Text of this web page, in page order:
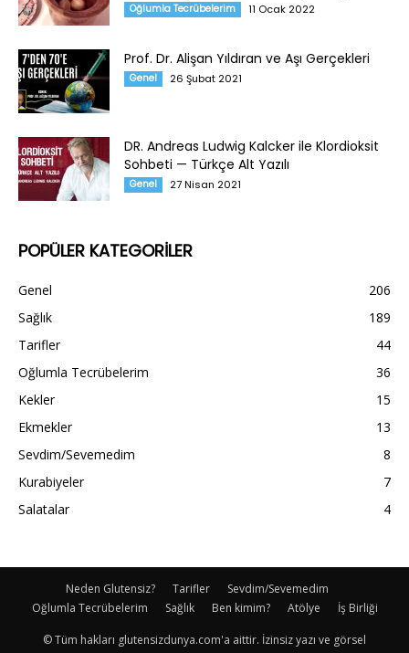
Oğlumla Tecrübelerim 11 Ocak 2022
Prof. Dr. Alişan Yıldıran ve Aşı Gerçekleri
Genel 26 Şubat 2021
DR. Andreas Ludwig Kalcker ile Klordioksit
Sohbeti — Türkçe Alt Yazılı
Genel 27 Nisan 2021
POPÜLER KATEGORİLER
Genel
206
Sağlık
189
Tarifler
44
Oğlumla Tecrübelerim
36
Kekler
15
Ekmekler
13
Sevdim/Sevemedim
8
Kurabiyeler
7
Salatalar
4
Neden Glutensiz? Tarifler
Sevdim/Sevemedim
Oğlumla Tecrübelerim
Sağlık Ben kimim? Atölye İş Birliği
© Tüm hakları glutensizdunya.com'a aittir. İzinsiz yazı ve görsel